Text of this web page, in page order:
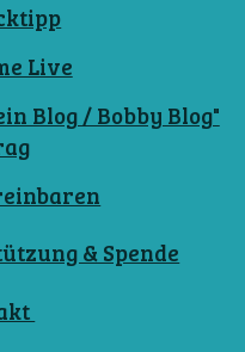
Live
Blog / Bobby Blog"
& Spende